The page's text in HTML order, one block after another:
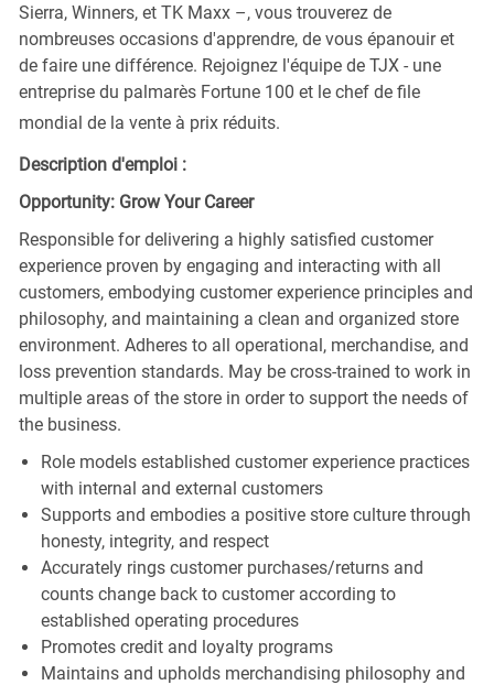
Sierra, Winners, et TK Maxx –, vous trouverez de
nombreuses occasions d'apprendre, de vous épanouir et
de faire une différence. Rejoignez l'équipe de TJX - une
entreprise du palmarès Fortune 100 et le chef de file
mondial de la vente à prix réduits.
Description d'emploi :
Opportunity: Grow Your Career
Responsible for delivering a highly satisfied customer
experience proven by engaging and interacting with all
customers, embodying customer experience principles and
philosophy, and maintaining a clean and organized store
environment. Adheres to all operational, merchandise, and
loss prevention standards. May be cross-trained to work in
multiple areas of the store in order to support the needs of
the business.
Role models established customer experience practices
with internal and external customers
Supports and embodies a positive store culture through
honesty, integrity, and respect
Accurately rings customer purchases/returns and
counts change back to customer according to
established operating procedures
Promotes credit and loyalty programs
Maintains and upholds merchandising philosophy and